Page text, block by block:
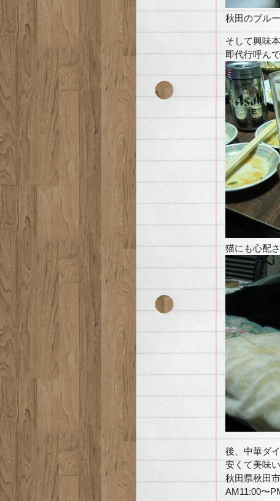
秋田のブル
そして興味
即代行呼ん
猫にも心配
後、中華ダ
安くて美味い
秋田県秋田
AM11:00〜